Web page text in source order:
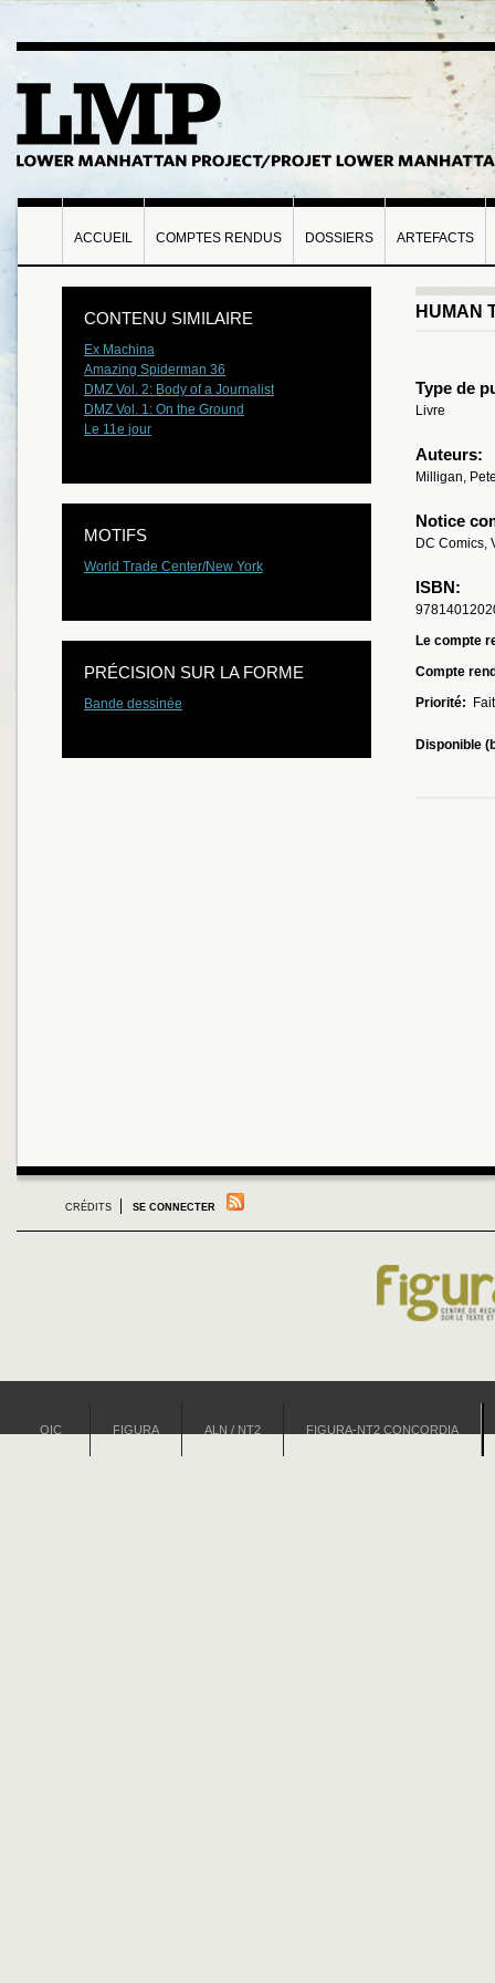
ACCUEIL COMPTES RENDUS DOSSIERS ARTEFACTS
HUMAN
Type de
Livre
Auteurs:
Milligan,
Notice
DC Comics,
ISBN:
Le compte
Compte
Priorité:
Fait
Disponible
CONTENU SIMILAIRE
Ex Machina
Amazing Spiderman 36
DMZ Vol. 2: Body of a Journalist
DMZ Vol. 1: On the Ground
Le 11e jour
MOTIFS
World Trade Center/New York
PRÉCISION SUR LA FORME
Bande dessinée
CRÉDITS SE CONNECTER
OIC FIGURA ALN / NT2 FIGURA-NT2 CONCORDIA